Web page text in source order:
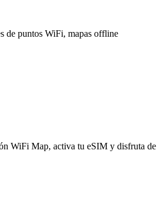
de puntos WiFi, mapas offline
WiFi Map, activa tu eSIM y disfruta de